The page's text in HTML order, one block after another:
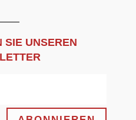
SIE UNSEREN